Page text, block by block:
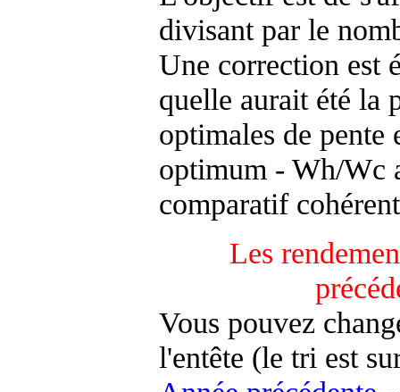
divisant par le
Une correction est
quelle aurait été la
optimales de
optimum - Wh/Wc
comparatif
Les
Vous pouvez
l'entête (le tri est